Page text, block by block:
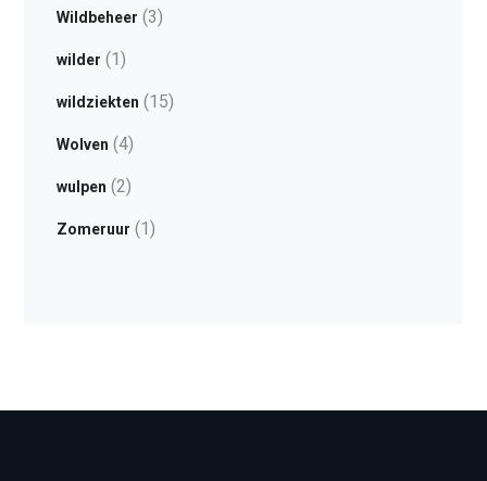
Wildbeheer (3)
wilder (1)
wildziekten (15)
Wolven (4)
wulpen (2)
Zomeruur (1)